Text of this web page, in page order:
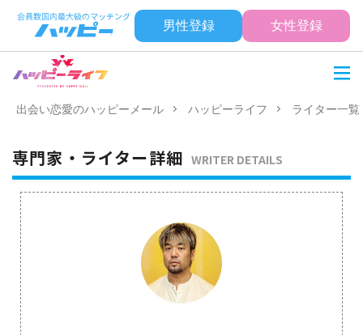
男性登録 女性登録
出会い恋愛のハッピーメール ハッピーライフ ライター一覧
専門家・ライター詳細 WRITER DETAILS